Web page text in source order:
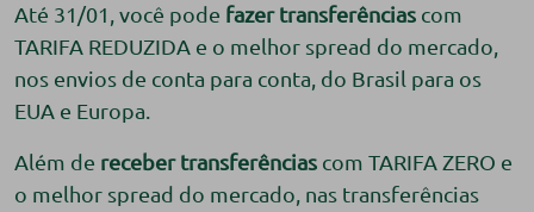
Até 31/01, você pode fazer transferências com
TARIFA REDUZIDA e o melhor spread do mercado,
nos envios de conta para conta, do Brasil para os
EUA e Europa.
Além de receber transferências com TARIFA ZERO e
o melhor spread do mercado, nas transferências